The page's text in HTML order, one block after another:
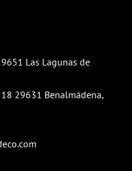
Las Lagunas de
29631 Benalmádena,